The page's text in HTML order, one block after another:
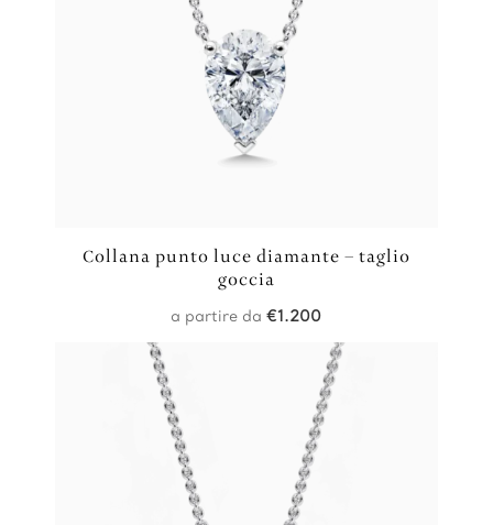
Collana punto luce diamante – taglio
goccia
a partire da€1.200